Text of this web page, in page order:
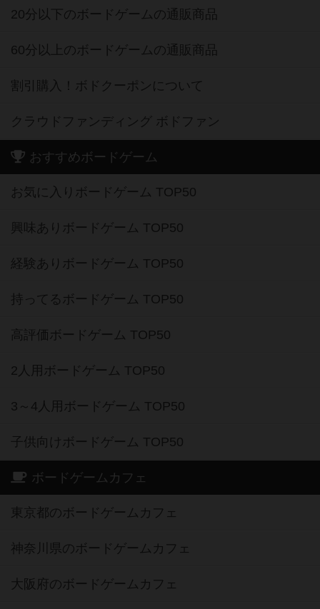
20分以下のボードゲームの通販商品
60分以上のボードゲームの通販商品
割引購入！ボドクーポンについて
クラウドファンディング ボドファン
おすすめボードゲーム
お気に入りボードゲーム TOP50
興味ありボードゲーム TOP50
経験ありボードゲーム TOP50
持ってるボードゲーム TOP50
高評価ボードゲーム TOP50
2人用ボードゲーム TOP50
3～4人用ボードゲーム TOP50
子供向けボードゲーム TOP50
ボードゲームカフェ
東京都のボードゲームカフェ
神奈川県のボードゲームカフェ
大阪府のボードゲームカフェ